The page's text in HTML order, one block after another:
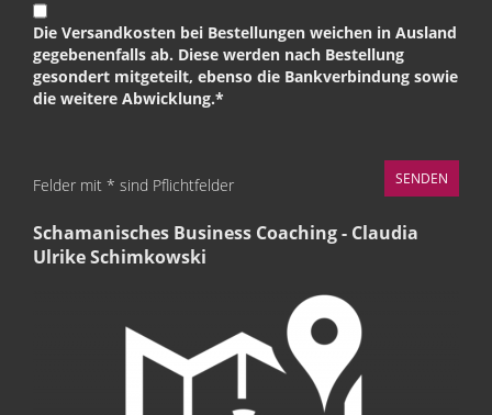
Die Versandkosten bei Bestellungen weichen in Ausland
gegebenenfalls ab. Diese werden nach Bestellung
gesondert mitgeteilt, ebenso die Bankverbindung sowie
die weitere Abwicklung.*
Felder mit * sind Pflichtfelder
Schamanisches Business Coaching - Claudia
Ulrike Schimkowski